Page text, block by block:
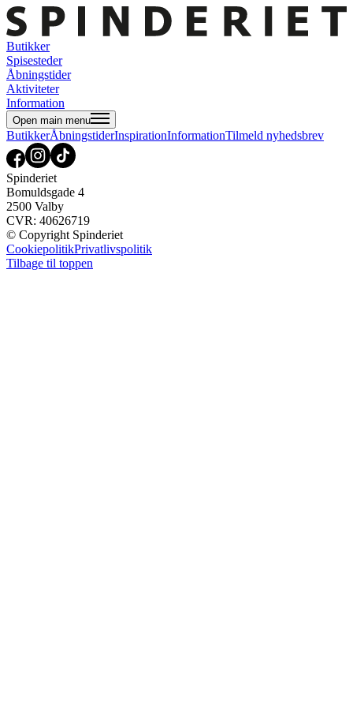
Butikker
Spisesteder
Åbningstider
Aktiviteter
Information
Open main menu
ButikkerÅbningstiderInspirationInformationTilmeld nyhedsbrev
Spinderiet
Bomuldsgade 4
2500 Valby
CVR: 40626719
© Copyright Spinderiet
CookiepolitikPrivatlivspolitik
Tilbage til toppen